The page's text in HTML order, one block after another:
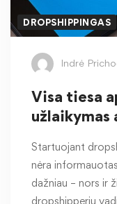
DROPSHIPPINGAS
Indrė
Visa tiesa
užlaikymas
Startuojant
nėra
dažniau – nors ir
dropshipperių